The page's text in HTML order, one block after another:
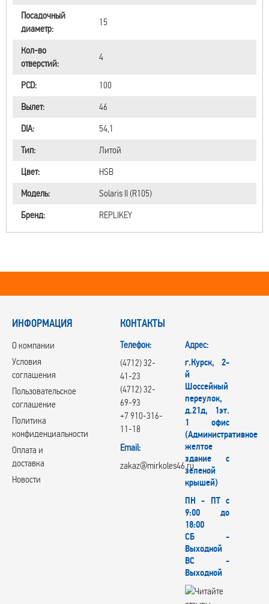
Посадочный
диаметр:
15
Кол-во
отверстий:
4
PCD:
100
Вылет:
46
DIA:
54,1
Тип:
Литой
Цвет:
HSB
Модель:
Solaris II (R105)
Бренд:
RЕPLIKEY
ИНФОРМАЦИЯ
О компании
Условия
соглашения
Пользовательское
соглашение
Политика
конфиденциальности
Оплата и
доставка
Новости
КОНТАКТЫ
Телефон:
(4712) 32-
41-23
(4712) 32-
69-93
+7 910-316-
11-18
Email:
zakaz@mirkoles46.ru
Адрес:
г.Курск, 2-
й
Шоссейный
переулок,
д.21д, 1эт.
1 офис
(Административное
желтое
здание с
зеленой
крышей)
ПН - ПТ с
9:00 до
18:00
СБ -
Выходной
ВС -
Выходной